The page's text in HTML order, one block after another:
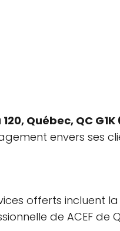
Québec, QC G1K
envers ses
offerts incluent
de ACEF